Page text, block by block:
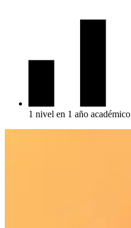
1 nivel en 1 año académico